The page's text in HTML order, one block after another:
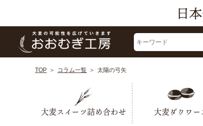
TOP コラム一覧 太陽の弓矢
大麦スイーツ詰め合わせ 大麦ダクワー